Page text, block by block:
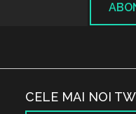
CELE MAI NOI